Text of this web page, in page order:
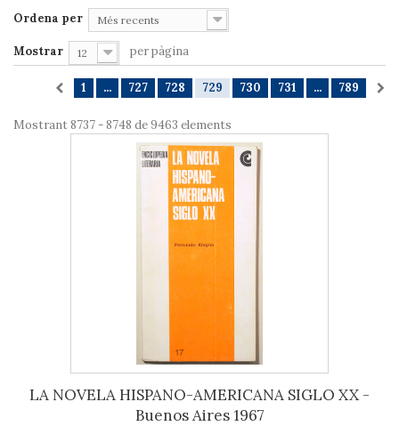
Ordena per Més recents
Mostrar 12 per pàgina
1 ... 727 728 729 730 731 ... 789
Mostrant 8737 - 8748 de 9463 elements
LA NOVELA HISPANO-AMERICANA SIGLO XX -
Buenos Aires 1967